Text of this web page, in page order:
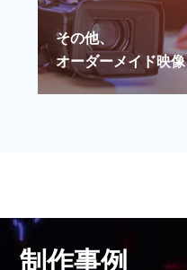
その他、
オーダーメイド映像
制作事例